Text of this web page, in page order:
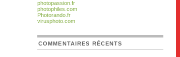
photopassion.fr
photophiles.com
Photorando.fr
virusphoto.com
COMMENTAIRES RÉCENTS